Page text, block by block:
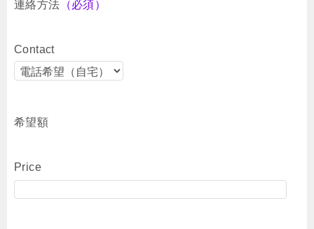
連絡方法 （必須）
Contact
希望額
Price